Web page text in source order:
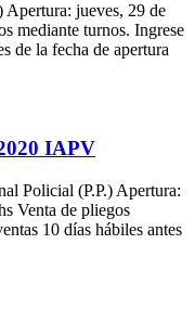
Apertura: jueves, 29 de
mediante turnos. Ingrese
de la fecha de apertura
IAPV
Policial (P.P.) Apertura:
Venta de pliegos
10 días hábiles antes